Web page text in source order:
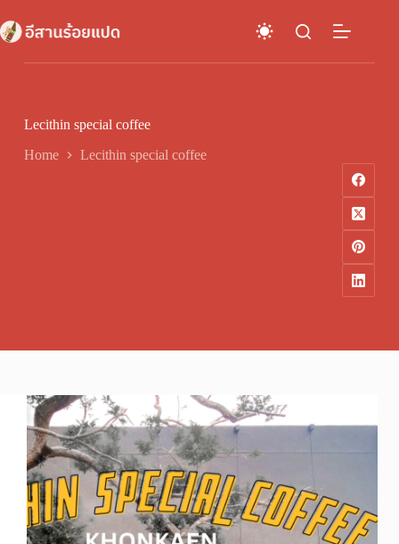
to
content
Lecithin special coffee
Home Lecithin special coffee